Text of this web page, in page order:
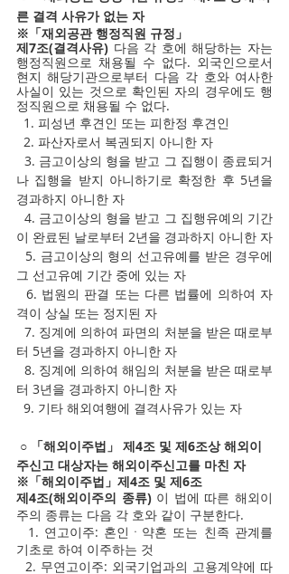
른 결격 사유가 없는 자
※「재외공관 행정직원 규정」
제7조(결격사유) 다음 각 호에 해당하는 자는
행정직원으로 채용될 수 없다. 외국인으로서
현지 해당기관으로부터 다음 각 호와 여사한
사실이 있는 것으로 확인된 자의 경우에도 행
정직원으로 채용될 수 없다.
  1. 피성년 후견인 또는 피한정 후견인
  2. 파산자로서 복권되지 아니한 자
나 집행을 받지 아니하기로 확정한 후 5년을
경과하지 아니한 자
이 완료된 날로부터 2년을 경과하지 아니한 자
그 선고유예 기간 중에 있는 자
격이 상실 또는 정지된 자
터 5년을 경과하지 아니한 자
터 3년을 경과하지 아니한 자
  9. 기타 해외여행에 결격사유가 있는 자
주신고 대상자는 해외이주신고를 마친 자
※「해외이주법」제4조 및 제6조
제4조(해외이주의 종류) 이 법에 따른 해외이
주의 종류는 다음 각 호와 같이 구분한다.
기초로 하여 이주하는 것